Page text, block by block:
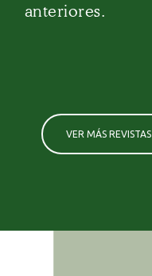
anteriores.
VER MÁS REVISTAS